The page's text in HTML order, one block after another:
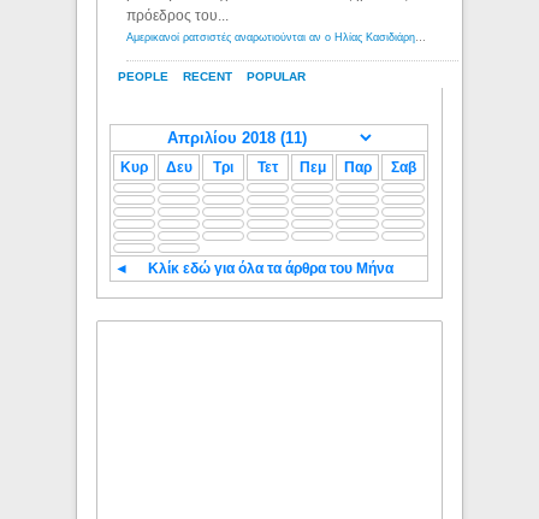
PEOPLE RECENT POPULAR
πρόεδρος του...
Κυρ Δευ Τρι Τετ Πεμ Παρ Σαβ
◄ Κλίκ εδώ για όλα τα άρθρα του Μήνα